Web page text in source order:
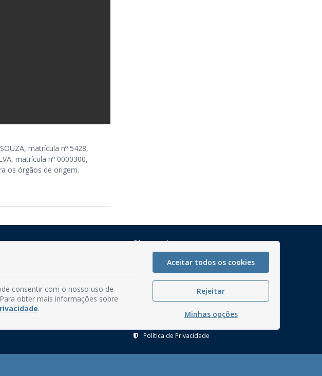
matrícula nº 5428,
matrícula nº 0000300,
os órgãos de origem.
PB
08h às 13h
Mapa do Site
Perguntas frequentes
Manual de Navegação
Serviços Internos
Política de Privacidade
consentir com o nosso uso de
obter mais informações sobre
.
Aceitar todos os cookies
Rejeitar
Minhas opções